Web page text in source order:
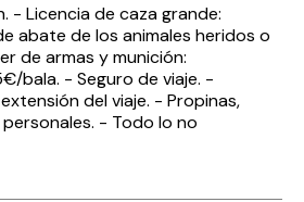
- Licencia de caza grande:
abate de los animales heridos o
de armas y munición:
bala. - Seguro de viaje. -
del viaje. - Propinas,
- Todo lo no